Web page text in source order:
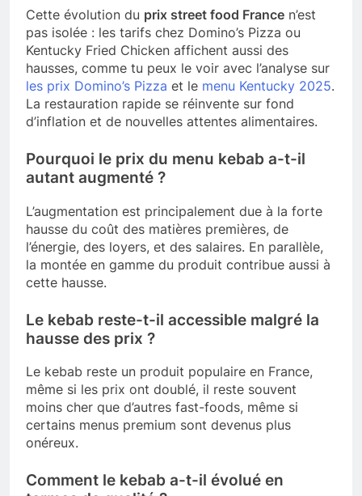
Cette évolution du prix street food France n’est
pas isolée : les tarifs chez Domino’s Pizza ou
Kentucky Fried Chicken affichent aussi des
hausses, comme tu peux le voir avec l’analyse sur
les prix Domino’s Pizza et le menu Kentucky 2025.
La restauration rapide se réinvente sur fond
d’inflation et de nouvelles attentes alimentaires.
Pourquoi le prix du menu kebab a-t-il
autant augmenté ?
L’augmentation est principalement due à la forte
hausse du coût des matières premières, de
l’énergie, des loyers, et des salaires. En parallèle,
la montée en gamme du produit contribue aussi à
cette hausse.
Le kebab reste-t-il accessible malgré la
hausse des prix ?
Le kebab reste un produit populaire en France,
même si les prix ont doublé, il reste souvent
moins cher que d’autres fast-foods, même si
certains menus premium sont devenus plus
onéreux.
Comment le kebab a-t-il évolué en